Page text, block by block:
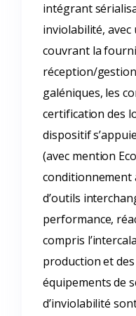
intégrant
inviolabilité,
couvrant la
réception/
galéniques, les
certification des
dispositif
(avec mention
conditionnement
d’outils
performance,
compris
production et
équipements de
d’inviolabilité